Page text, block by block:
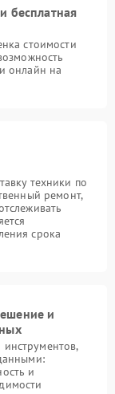
бесплатная
стоимости
онлайн на
техники по
ремонт,
срока
и
и